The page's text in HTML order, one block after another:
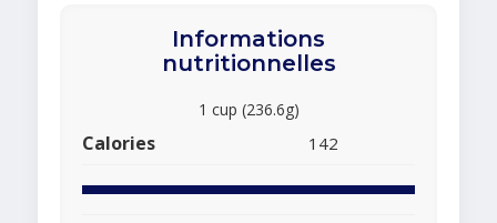
Informations
nutritionnelles
1 cup (236.6g)
Calories 142